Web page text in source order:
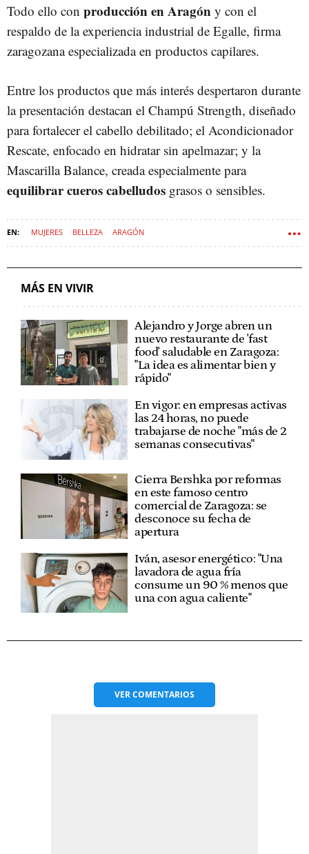
Todo ello con producción en Aragón y con el
respaldo de la experiencia industrial de Egalle, firma
zaragozana especializada en productos capilares.
Entre los productos que más interés despertaron durante
la presentación destacan el Champú Strength, diseñado
para fortalecer el cabello debilitado; el Acondicionador
Rescate, enfocado en hidratar sin apelmazar; y la
Mascarilla Balance, creada especialmente para
equilibrar cueros cabelludos grasos o sensibles.
MUJERES BELLEZA ARAGÓN
MÁS EN VIVIR
Alejandro y Jorge abren un
nuevo restaurante de 'fast
food' saludable en Zaragoza:
"La idea es alimentar bien y
rápido"
En vigor: en empresas activas
las 24 horas, no puede
trabajarse de noche "más de 2
semanas consecutivas"
Cierra Bershka por reformas
en este famoso centro
comercial de Zaragoza: se
desconoce su fecha de
apertura
Iván, asesor energético: "Una
lavadora de agua fría
consume un 90 % menos que
una con agua caliente"
VERCOMENTARIOS